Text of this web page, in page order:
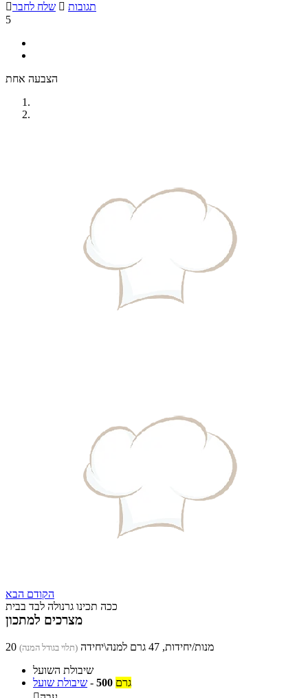
שלח לחבר  תגובות
5
הצבעה אחת
הקודם הבא
ככה תכינו גרנולה לבד בבית
מצרכים למתכון
20 מנות/יחידות, 47 גרם למנה\יחידה (תלוי בגודל המנה)
שיבולת השועל
שיבולת שועל - 500 גרם